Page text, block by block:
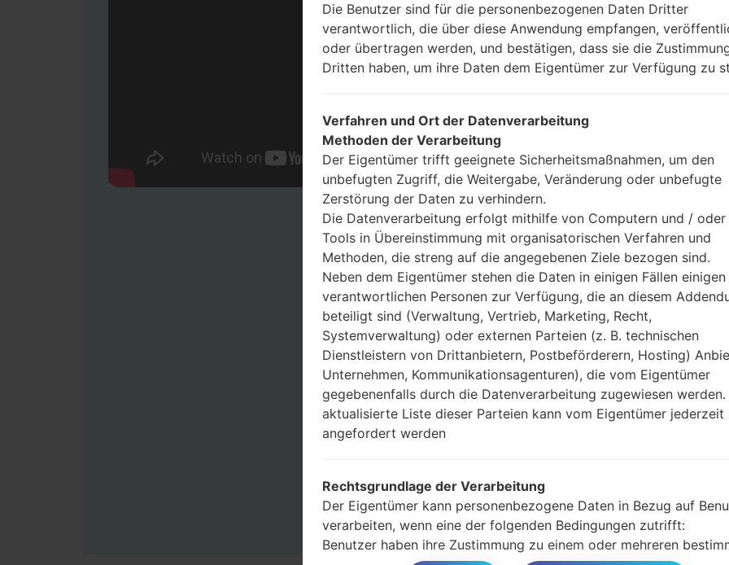
Sie brauchen
(wählen Sie 5
AP: „System &
CP: „Modem &
Fügen Sie dem
Wenn Sie das
CSC_***, in einem
Ihre Daten zu
Jetzt schalten Sie
Modus. Alle
Halten Sie die
gedrückt.
Halten Sie Lauter-
Sie das Telefon mit
Halten Sie die
Schließen Sie das
und Bixbi-Tasten
Halten Sie die
Dann schließen Sie
Zum Schluss klicken
gestartet und von PC
Die Benutzer sind für die personenbezogenen Daten Dritter
verantwortlich, die über diese Anwendung empfangen,
oder übertragen werden, und bestätigen, dass sie die
Dritten haben, um ihre Daten dem Eigentümer zur Verfügung zu
Verfahren und Ort der Datenverarbeitung
Methoden der Verarbeitung
Der Eigentümer trifft geeignete Sicherheitsmaßnahmen, um den
unbefugten Zugriff, die Weitergabe, Veränderung oder unbefugte
Zerstörung der Daten zu verhindern.
Die Datenverarbeitung erfolgt mithilfe von Computern und / oder
Tools in Übereinstimmung mit organisatorischen Verfahren und
Methoden, die streng auf die angegebenen Ziele bezogen sind.
Neben dem Eigentümer stehen die Daten in einigen Fällen einigen
verantwortlichen Personen zur Verfügung, die an diesem
beteiligt sind (Verwaltung, Vertrieb, Marketing, Recht,
Systemverwaltung) oder externen Parteien (z. B. technischen
Dienstleistern von Drittanbietern, Postbeförderern, Hosting)
Unternehmen, Kommunikationsagenturen), die vom Eigentümer
gegebenenfalls durch die Datenverarbeitung zugewiesen werden.
aktualisierte Liste dieser Parteien kann vom Eigentümer jederzeit
angefordert werden
Rechtsgrundlage der Verarbeitung
Der Eigentümer kann personenbezogene Daten in Bezug auf
verarbeiten, wenn eine der folgenden Bedingungen zutrifft:
Benutzer haben ihre Zustimmung zu einem oder mehreren